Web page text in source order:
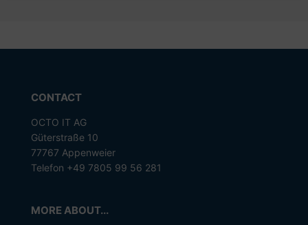
CONTACT
OCTO IT AG
Güterstraße 10
77767 Appenweier
Telefon +49 7805 99 56 281
MORE ABOUT...